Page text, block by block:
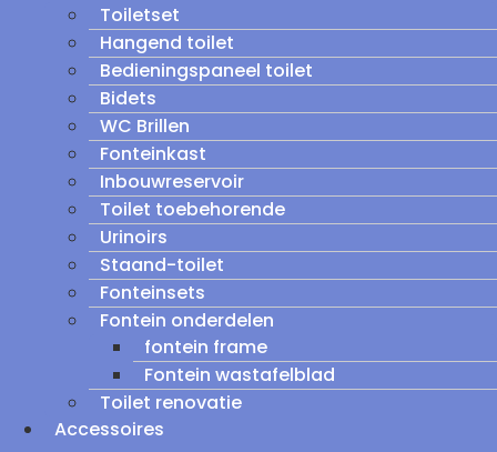
Toiletset
Hangend toilet
Bedieningspaneel toilet
Bidets
WC Brillen
Fonteinkast
Inbouwreservoir
Toilet toebehorende
Urinoirs
Staand-toilet
Fonteinsets
Fontein onderdelen
fontein frame
Fontein wastafelblad
Toilet renovatie
Accessoires